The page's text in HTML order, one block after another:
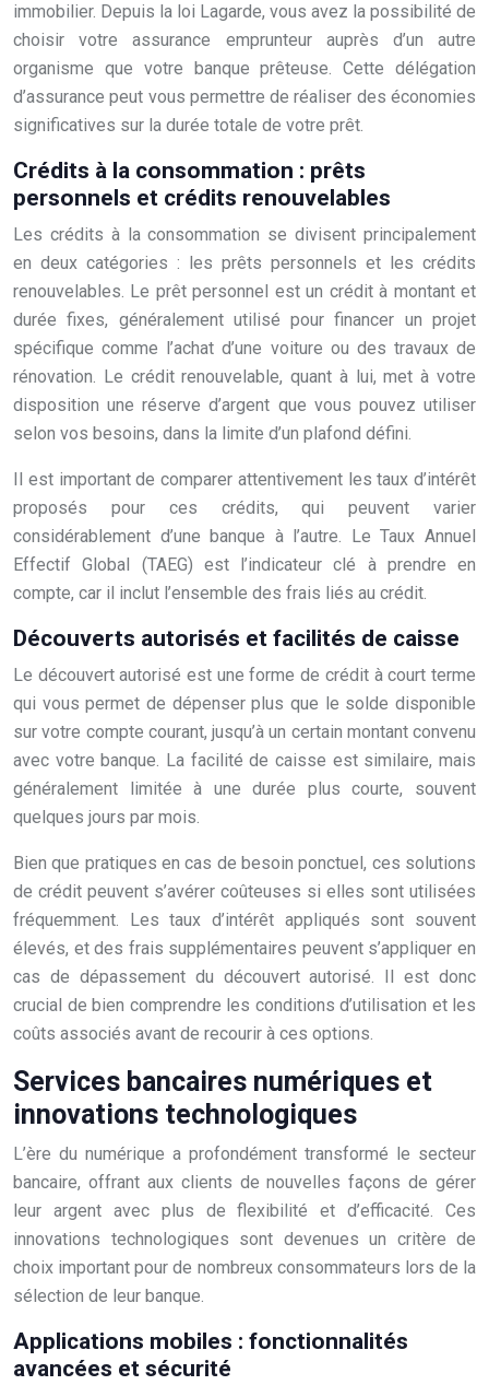
immobilier. Depuis la loi Lagarde, vous avez la possibilité de
choisir votre assurance emprunteur auprès d’un autre
organisme que votre banque prêteuse. Cette délégation
d’assurance peut vous permettre de réaliser des économies
significatives sur la durée totale de votre prêt.
Crédits à la consommation : prêts
personnels et crédits renouvelables
Les crédits à la consommation se divisent principalement
en deux catégories : les prêts personnels et les crédits
renouvelables. Le prêt personnel est un crédit à montant et
durée fixes, généralement utilisé pour financer un projet
spécifique comme l’achat d’une voiture ou des travaux de
rénovation. Le crédit renouvelable, quant à lui, met à votre
disposition une réserve d’argent que vous pouvez utiliser
selon vos besoins, dans la limite d’un plafond défini.
Il est important de comparer attentivement les taux d’intérêt
proposés pour ces crédits, qui peuvent varier
considérablement d’une banque à l’autre. Le Taux Annuel
Effectif Global (TAEG) est l’indicateur clé à prendre en
compte, car il inclut l’ensemble des frais liés au crédit.
Découverts autorisés et facilités de caisse
Le découvert autorisé est une forme de crédit à court terme
qui vous permet de dépenser plus que le solde disponible
sur votre compte courant, jusqu’à un certain montant convenu
avec votre banque. La facilité de caisse est similaire, mais
généralement limitée à une durée plus courte, souvent
quelques jours par mois.
Bien que pratiques en cas de besoin ponctuel, ces solutions
de crédit peuvent s’avérer coûteuses si elles sont utilisées
fréquemment. Les taux d’intérêt appliqués sont souvent
élevés, et des frais supplémentaires peuvent s’appliquer en
cas de dépassement du découvert autorisé. Il est donc
crucial de bien comprendre les conditions d’utilisation et les
coûts associés avant de recourir à ces options.
Services bancaires numériques et
innovations technologiques
L’ère du numérique a profondément transformé le secteur
bancaire, offrant aux clients de nouvelles façons de gérer
leur argent avec plus de flexibilité et d’efficacité. Ces
innovations technologiques sont devenues un critère de
choix important pour de nombreux consommateurs lors de la
sélection de leur banque.
Applications mobiles : fonctionnalités
avancées et sécurité